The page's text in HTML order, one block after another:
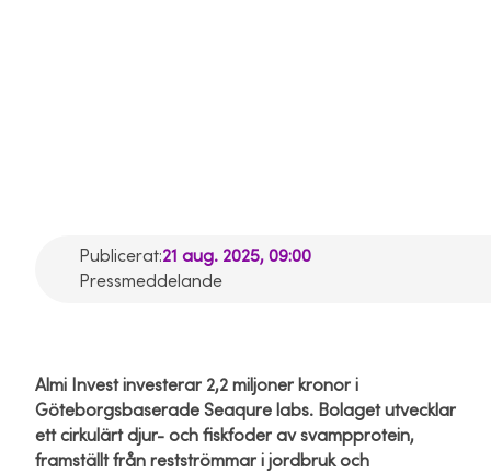
Publicerat:21 aug. 2025, 09:00
Pressmeddelande
Almi Invest investerar 2,2 miljoner kronor i
Göteborgsbaserade Seaqure labs. Bolaget utvecklar
ett cirkulärt djur- och fiskfoder av svampprotein,
framställt från restströmmar i jordbruk och